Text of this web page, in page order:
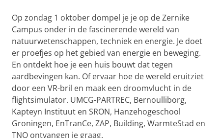
Op zondag 1 oktober dompel je je op de Zernike
Campus onder in de fascinerende wereld van
natuurwetenschappen, techniek en energie. Je doet
er proefjes op het gebied van energie en beweging.
En ontdekt hoe je een huis bouwt dat tegen
aardbevingen kan. Of ervaar hoe de wereld eruitziet
door een VR-bril en maak een droomvlucht in de
flightsimulator. UMCG-PARTREC, Bernoulliborg,
Kapteyn Instituut en SRON, Hanzehogeschool
Groningen, EnTranCe, ZAP, Building, WarmteStad en
TNO ontvangen je graag.